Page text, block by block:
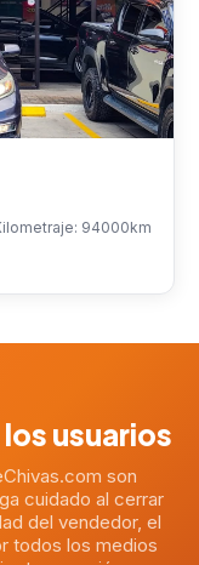
94000km
usuarios
son
cuidado al cerrar
del vendedor, el
todos los medios